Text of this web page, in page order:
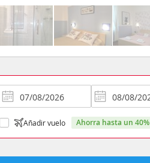
Añadir vuelo ahorra hasta un 40%